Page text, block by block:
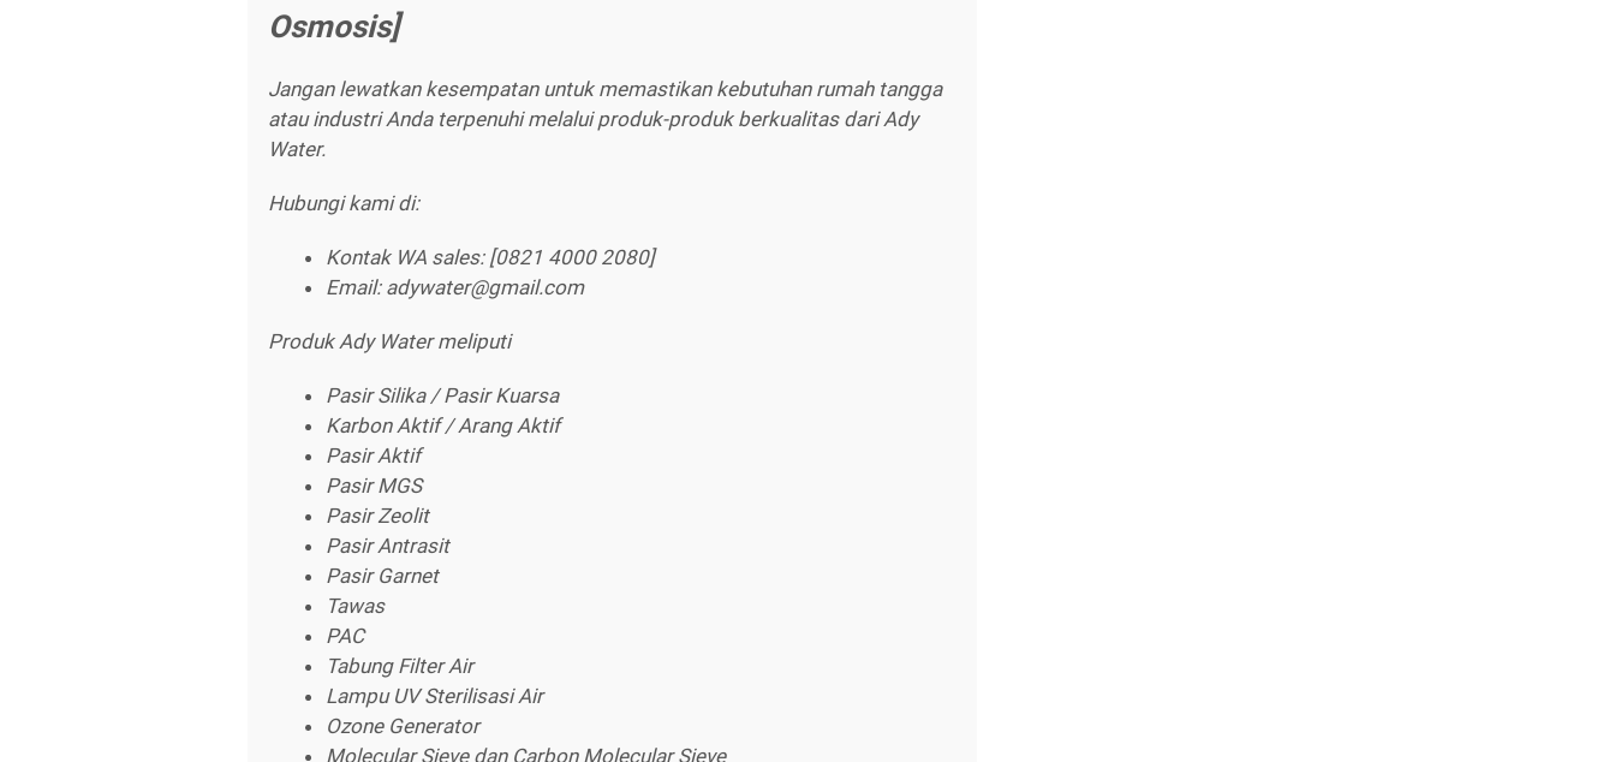
Osmosis]
Jangan lewatkan kesempatan untuk memastikan kebutuhan rumah tangga
atau industri Anda terpenuhi melalui produk-produk berkualitas dari Ady
Water.
Hubungi kami di:
Kontak WA sales: [0821 4000 2080]
Email: adywater@gmail.com
Produk Ady Water meliputi
Pasir Silika / Pasir Kuarsa
Karbon Aktif / Arang Aktif
Pasir Aktif
Pasir MGS
Pasir Zeolit
Pasir Antrasit
Pasir Garnet
Tawas
PAC
Tabung Filter Air
Lampu UV Sterilisasi Air
Ozone Generator
Molecular Sieve dan Carbon Molecular Sieve